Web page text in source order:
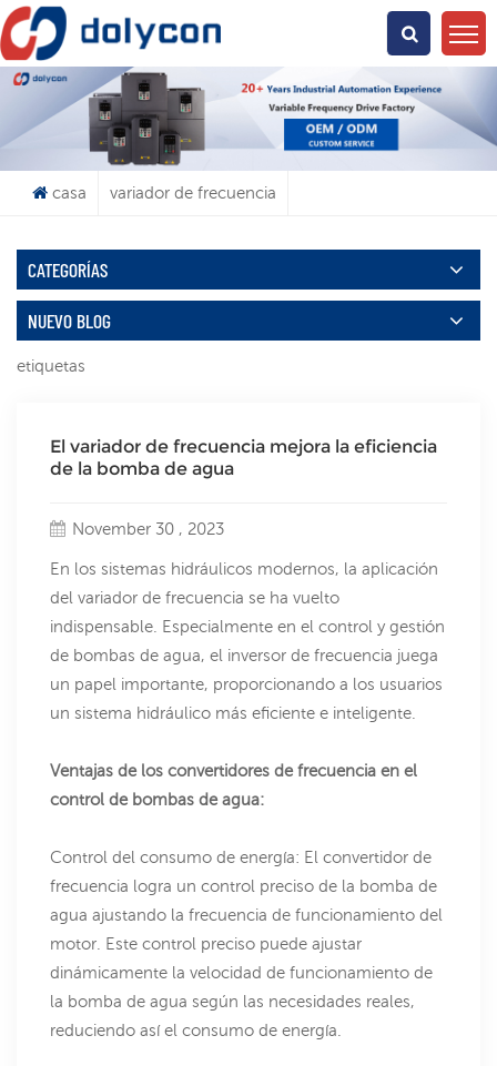
¿Qué Buscas?
casa variador de frecuencia
CATEGORÍAS
NUEVO BLOG
etiquetas
El variador de frecuencia mejora la eficiencia
de la bomba de agua
November 30 , 2023
En los sistemas hidráulicos modernos, la aplicación
del variador de frecuencia se ha vuelto
indispensable. Especialmente en el control y gestión
de bombas de agua, el inversor de frecuencia juega
un papel importante, proporcionando a los usuarios
un sistema hidráulico más eficiente e inteligente.
Ventajas de los convertidores de frecuencia en el
control de bombas de agua:
Control del consumo de energía: El convertidor de
frecuencia logra un control preciso de la bomba de
agua ajustando la frecuencia de funcionamiento del
motor. Este control preciso puede ajustar
dinámicamente la velocidad de funcionamiento de
la bomba de agua según las necesidades reales,
reduciendo así el consumo de energía.